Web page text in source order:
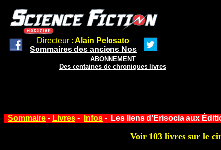
Directeur : Alain Pelosato
Sommaires des anciens Nos
ABONNEMENT
Des centaines de chroniques livres
Sommaire - Livres - Infos - Les liens d’Erisocia aux
Voir 103 livres sur le